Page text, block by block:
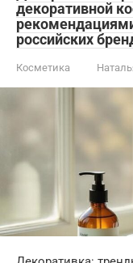
декоративной
российских
Косметика